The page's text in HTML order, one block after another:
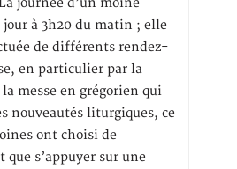
journée d’un moine
jour à 3h20 du matin ; elle
de différents rendez-
en particulier par la
la messe en grégorien qui
nouveautés liturgiques, ce
ont choisi de
que s’appuyer sur une